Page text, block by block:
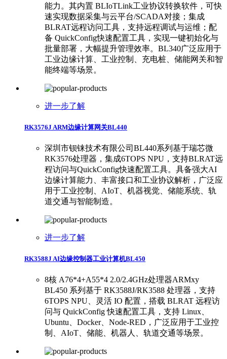
能力。其内置 BLIoTLink工业协议转换软件，可快
速实现数据采集与云平台/SCADA对接；集成
BLRAT远程访问工具，支持远程调试与运维；配
备 QuickConfig快速配置工具，实现一键初始化与
批量部署，大幅提升管理效率。BL340广泛应用于
工业边缘计算、工业控制、充电桩、储能网关和智
能终端等场景。
进一步了解
RK3576J ARM边缘计算网关BL440
深圳市钡铼技术有限公司BL440系列基于瑞芯微
RK3576处理器，集成6TOPS NPU，支持BLRAT远
程访问与QuickConfig快速配置工具。具备强大AI
边缘计算能力、丰富接口和工业协议解析，广泛应
用于工业控制、AIoT、机器视觉、储能系统、轨
道交通与智能制造。
进一步了解
RK3588J AI边缘控制器工业计算机BL450
8核 A76*4+A55*4 2.0/2.4GHz处理器ARMxy
BL450 系列基于 RK3588J/RK3588 处理器，支持
6TOPS NPU、灵活 IO 配置，搭载 BLRAT 远程访
问与 QuickConfig 快速配置工具，支持 Linux、
Ubuntu、Docker、Node-RED，广泛应用于工业控
制、AIoT、储能、机器人、轨道交通等场景。